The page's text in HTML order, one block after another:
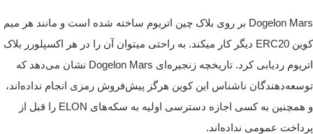
Dogelon Mars بر روی بلاک چین اتریوم ساخته شده است و مانند هر میم
کوین ERC20 دیگر کار میکند. به راحتی میتوان آن را در هر اکسپلورر بلاک
اتریوم ردیابی کرد.
تاریخچه زنجیره‌ای Dogelon Mars نشان می‌دهد که
توسعه‌دهندگان ناشناس این کوین هرگز پیش‌فروش رمزی انجام نداده‌اند،
و همچنین به کسی اجازه دسترسی اولیه به سکه‌های ELON را قبل از
پرداخت عمومی نداده‌اند.